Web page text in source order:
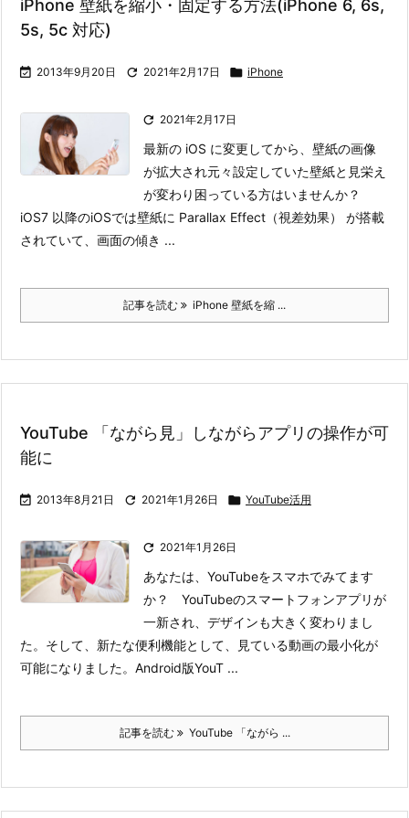
iPhone 壁紙を縮小・固定する方法(iPhone 6, 6s,
5s, 5c 対応)
 2013年9月20日  2021年2月17日  iPhone
 2021年2月17日
最新の iOS に変更してから、壁紙の画像
が拡大され元々設定していた壁紙と見栄え
が変わり困っている方はいませんか？
iOS7 以降のiOSでは壁紙に Parallax Effect（視差効果） が搭載
されていて、画面の傾き ...
記事を読む iPhone 壁紙を縮 ...
YouTube 「ながら見」しながらアプリの操作が可
能に
 2013年8月21日  2021年1月26日  YouTube活用
 2021年1月26日
あなたは、YouTubeをスマホでみてます
か？ YouTubeのスマートフォンアプリが
一新され、デザインも大きく変わりまし
た。そして、新たな便利機能として、見ている動画の最小化が
可能になりました。 Android版YouT ...
記事を読む YouTube 「ながら ...